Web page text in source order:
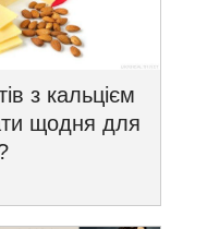
з кальцієм
щодня для